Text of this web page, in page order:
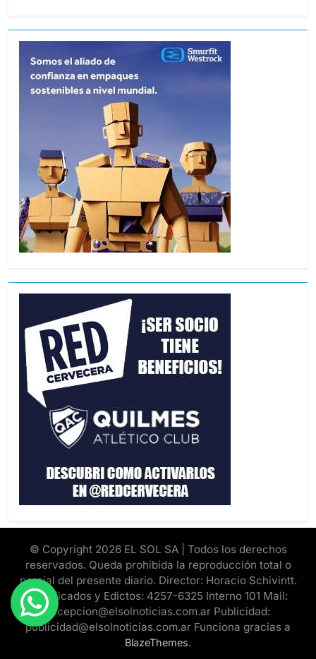
© Copyright 2026 EL SOL SA | Todos los derechos
reservados. Queda prohibida la reproducción total o
parcial del presente diario. Director: Horacio Schivintt.
Clasificados y Edictos: 4257-6325 Interno 101 Mail:
recepcion@elsolnoticias.com.ar Publicidad:
publicidad@elsolnoticias.com.ar Funciona gracias a
BlazeThemes.